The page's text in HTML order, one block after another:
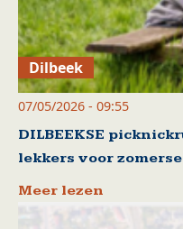
Dilbeek
07/05/2026 - 09:55
DILBEEKSE
lekkers voor
Meer lezen